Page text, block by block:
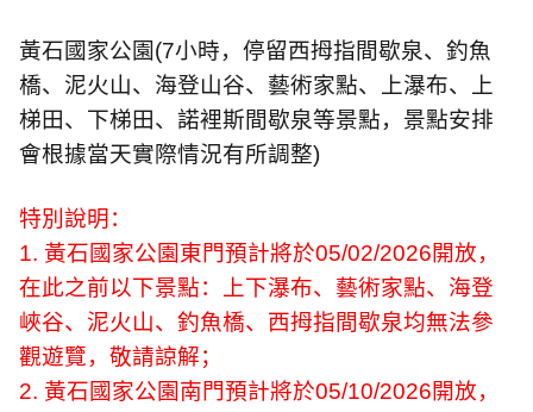
黃石國家公園(7小時，停留西拇指間歇泉、釣魚
橋、泥火山、海登山谷、藝術家點、上瀑布、上
梯田、下梯田、諾裡斯間歇泉等景點，景點安排
會根據當天實際情況有所調整)
特別說明：
1. 黃石國家公園東門預計將於05/02/2026開放，
在此之前以下景點：上下瀑布、藝術家點、海登
峽谷、泥火山、釣魚橋、西拇指間歇泉均無法參
觀遊覽，敬請諒解；
2. 黃石國家公園南門預計將於05/10/2026開放，